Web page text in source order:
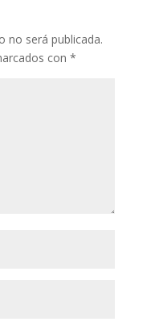
no será publicada.
con *